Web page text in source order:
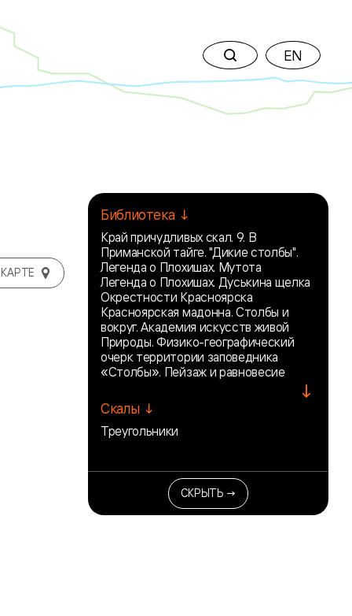
EN
Библиотека ↓
Край причудливых скал. 9. В
Приманской тайге. "Дикие столбы".
Легенда о Плохишах. Мутота
Легенда о Плохишах. Дуськина щелка
Окрестности Красноярска
Красноярская мадонна. Столбы и
вокруг. Академия искусств живой
Природы. Физико-географический
очерк территории заповедника
«Столбы». Пейзаж и равновесие
↓
Скалы ↓
Треугольники
СКРЫТЬ →